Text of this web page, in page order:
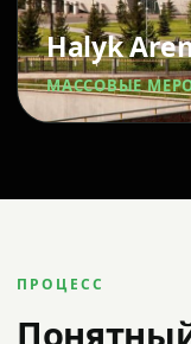
Halyk
МАССОВЫЕ
ПРОЦЕСС